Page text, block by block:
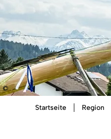
©
Sie
Startseite Region